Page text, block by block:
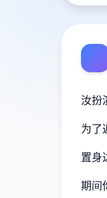
汝扮
为了
置身
期间